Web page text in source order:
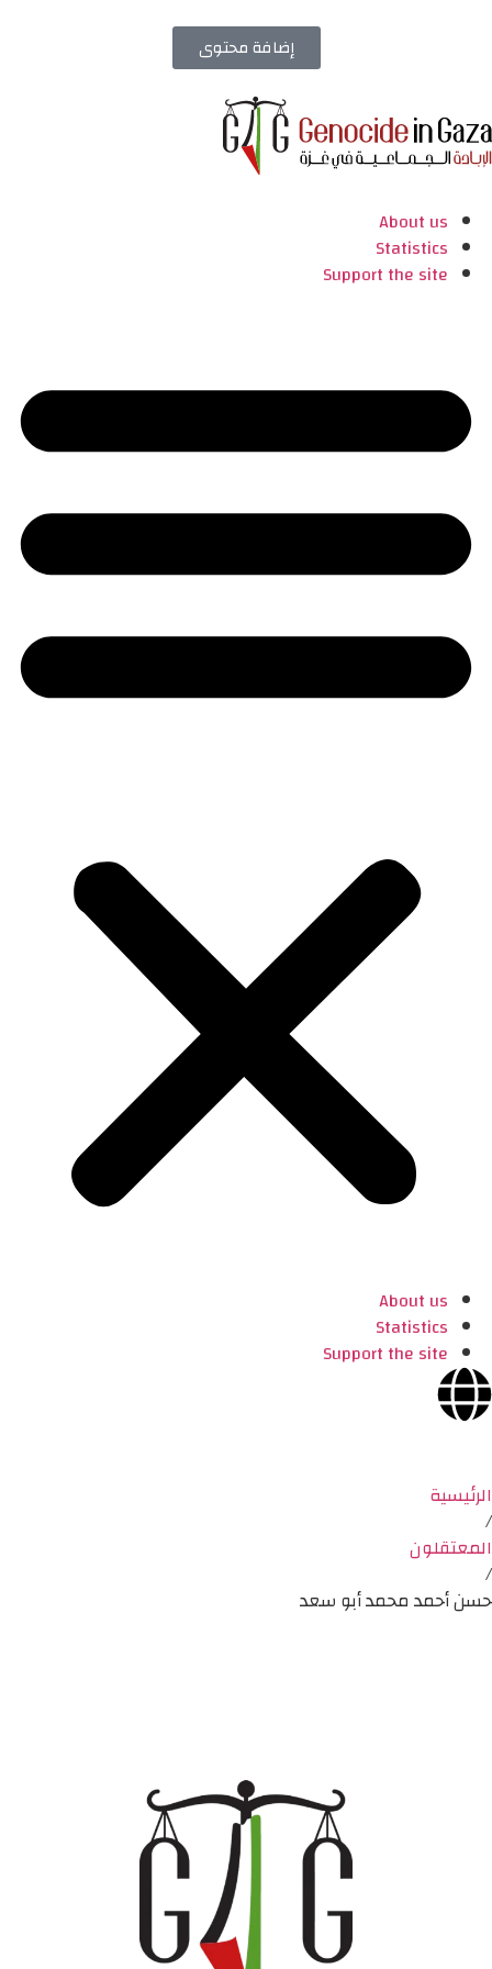
إضافة محتوى
About us
Statistics
Support the site
About us
Statistics
Support the site
الرئيسية
/
المعتقلون
/
حسن أحمد محمد أبو سعد